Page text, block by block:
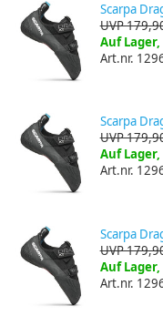
Scarpa
UVP
Auf Lager,
Art.nr.
Scarpa
UVP
Auf Lager,
Art.nr.
Scarpa
UVP
Auf Lager,
Art.nr.